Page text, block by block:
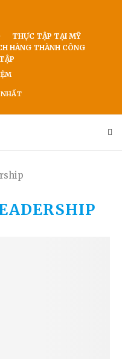
THỰC TẬP TẠI MỸ
HÀNG THÀNH CÔNG